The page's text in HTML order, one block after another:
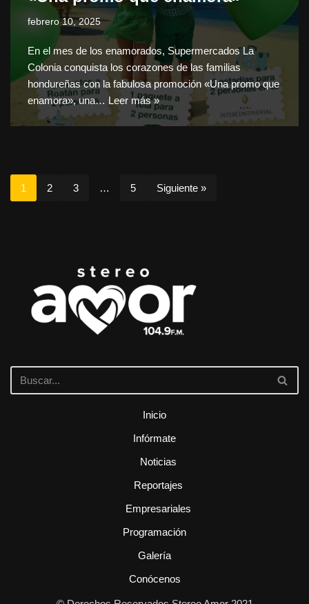
febrero 10, 2025
En el mes de los enamorados, Supermercados La
Colonia conquista los corazones de las familias
hondureñas con la fabulosa promoción «Una promo que
enamora», una…Leer más »
1 2 3 … 5 Siguiente »
Inicio
Infórmate
Noticias
Reportajes
Empresariales
Programación
Galería
Conócenos